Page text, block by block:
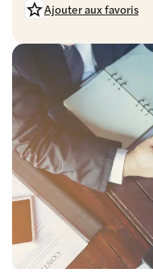
Ajouter aux favoris